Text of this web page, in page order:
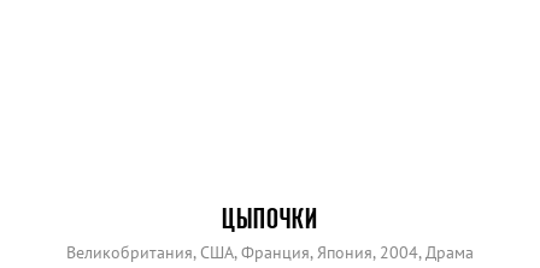
ЦЫПОЧКИ
Великобритания, США, Франция, Япония, 2004, Драма